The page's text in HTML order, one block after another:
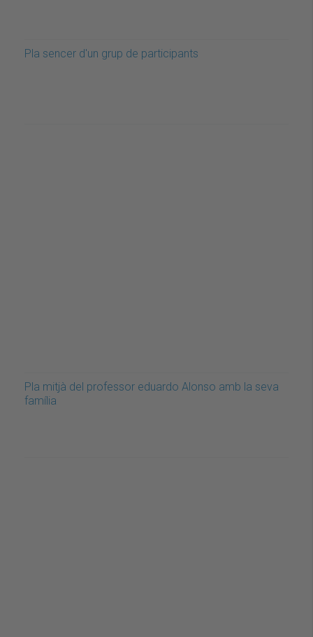
Pla sencer d'un grup de participants
Pla mitjà del professor eduardo Alonso amb la seva
família